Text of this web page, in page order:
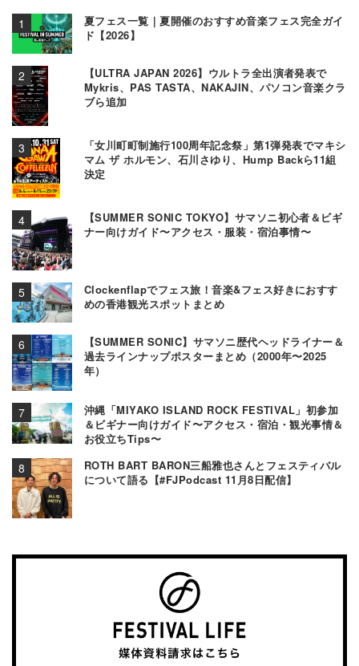
夏フェス一覧｜夏開催のおすすめ音楽フェス完全ガイ
ド【2026】
【ULTRA JAPAN 2026】ウルトラ全出演者発表で
Mykris、PAS TASTA、NAKAJIN、パソコン音楽クラ
ブら追加
「女川町町制施行100周年記念祭」第1弾発表でマキシ
マム ザ ホルモン、石川さゆり、Hump Backら11組
決定
【SUMMER SONIC TOKYO】サマソニ初心者＆ビギ
ナー向けガイド〜アクセス・服装・宿泊事情〜
Clockenflapでフェス旅！音楽&フェス好きにおすす
めの香港観光スポットまとめ
【SUMMER SONIC】サマソニ歴代ヘッドライナー＆
過去ラインナップポスターまとめ（2000年〜2025
年）
沖縄「MIYAKO ISLAND ROCK FESTIVAL」初参加
＆ビギナー向けガイド〜アクセス・宿泊・観光事情＆
お役立ちTips〜
ROTH BART BARON三船雅也さんとフェスティバル
について語る【#FJPodcast 11月8日配信】